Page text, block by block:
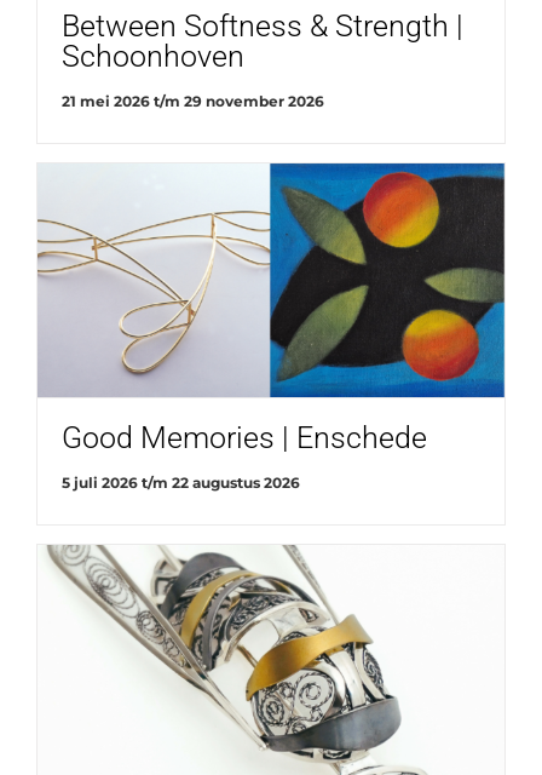
Between Softness & Strength |
Schoonhoven
21 mei 2026t/m 29 november 2026
Good Memories | Enschede
5 juli 2026t/m 22 augustus 2026